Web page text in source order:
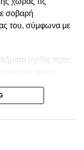
σοβαρή
του, σύμφωνα με
υγείας προς
την ήδη
αναφέρουν ότι η